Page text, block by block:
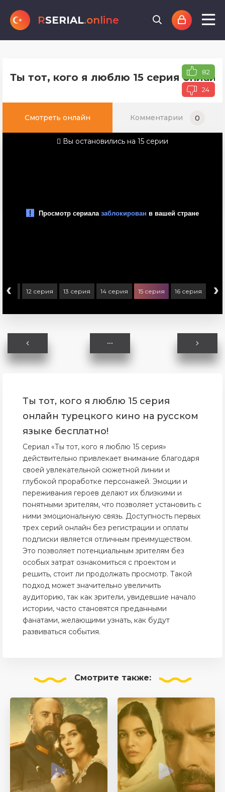
RSERIAL.online
Ты тот, кого я люблю 15 серия 82
24
Смотреть онлайн Комментарии 0
Вы остановились на 15 серии
‹ 12 серия 13 серия 14 серия 15 серия 16 серия ›
Ты тот, кого я люблю 15 серия
онлайн турецкого кино на русском
языке бесплатно!
Сериал «Ты тот, кого я люблю 15 серия»
действительно привлекает внимание благодаря
своей увлекательной сюжетной линии и
глубокой проработке персонажей. Эмоции и
переживания героев делают их близкими и
понятными зрителям, что позволяет установить с
ними эмоциональную связь. Доступность первых
трех серий онлайн без регистрации и оплаты
подписки является отличным преимуществом.
Это позволяет потенциальным зрителям без
особых затрат ознакомиться с проектом и
решить, стоит ли продолжать просмотр. Такой
подход может значительно увеличить
аудиторию, так как зрители, увидевшие начало
истории, часто становятся преданными
фанатами, желающими узнать, как будут
развиваться события.
Смотрите также: